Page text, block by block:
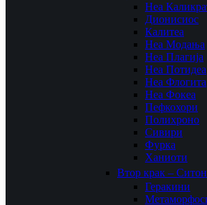
Неа
Дионисиос
Калитеа
Неа Модања
Неа Плагија
Неа Потидеа
Неа Флогита
Неа Фокеа
Пефкохори
Полихроно
Сивири
Фурка
Ханиоти
Втор крак –
Геракини